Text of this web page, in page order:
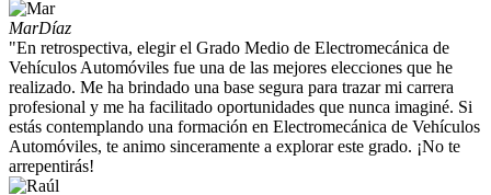
MarDíaz
"En retrospectiva, elegir el Grado Medio de Electromecánica de
Vehículos Automóviles fue una de las mejores elecciones que he
realizado. Me ha brindado una base segura para trazar mi carrera
profesional y me ha facilitado oportunidades que nunca imaginé. Si
estás contemplando una formación en Electromecánica de Vehículos
Automóviles, te animo sinceramente a explorar este grado. ¡No te
arrepentirás!